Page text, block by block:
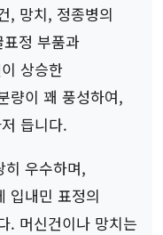
, 망치, 정종병의
정 부품과
상승한
량이 꽤 풍성하여,
듭니다.
히 우수하며,
입내민 표정의
. 머신건이나 망치는